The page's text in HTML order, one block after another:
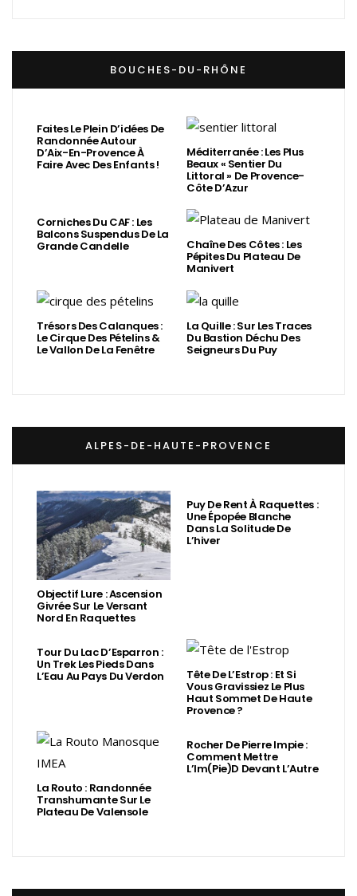
BOUCHES-DU-RHÔNE
Faites Le Plein D’idées De
Randonnée Autour
D’Aix-En-Provence À
Faire Avec Des Enfants !
Méditerranée : Les Plus
Beaux « Sentier Du
Littoral » De Provence-
Côte D’Azur
Corniches Du CAF : Les
Balcons Suspendus De La
Grande Candelle Chaîne Des Côtes : Les
Pépites Du Plateau De
Manivert
Trésors Des Calanques :
Le Cirque Des Pételins &
Le Vallon De La Fenêtre
La Quille : Sur Les Traces
Du Bastion Déchu Des
Seigneurs Du Puy
ALPES-DE-HAUTE-PROVENCE
Objectif Lure : Ascension
Givrée Sur Le Versant
Nord En Raquettes
Puy De Rent À Raquettes :
Une Épopée Blanche
Dans La Solitude De
L’hiver
Tour Du Lac D’Esparron :
Un Trek Les Pieds Dans
L’Eau Au Pays Du Verdon Tête De L’Estrop : Et Si
Vous Gravissiez Le Plus
Haut Sommet De Haute
Provence ?
La Routo : Randonnée
Transhumante Sur Le
Plateau De Valensole
Rocher De Pierre Impie :
Comment Mettre
L’Im(Pie)d Devant L’Autre